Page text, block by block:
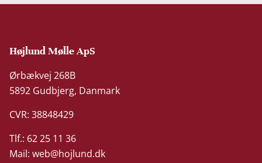
Højlund Mølle ApS
Ørbækvej 268B
5892 Gudbjerg, Danmark
CVR: 38848429
Tlf.: 62 25 11 36
Mail:web@hojlund.dk